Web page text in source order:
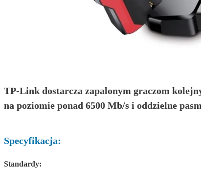
TP-Link dostarcza zapalonym graczom
na poziomie ponad 6500 Mb/s i oddzielne
Specyfikacja:
Standardy: